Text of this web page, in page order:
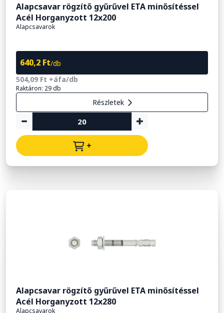
Alapcsavar rögzítő gyűrűvel ETA minősítéssel
Acél Horganyzott 12x200
Alapcsavarok
640,2 Ft/db
504,09 Ft +áfa/db
Raktáron: 29 db
Részletek
+
Alapcsavar rögzítő gyűrűvel ETA minősítéssel
Acél Horganyzott 12x280
Alapcsavarok